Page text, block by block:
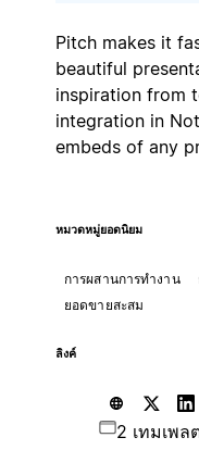
Pitch makes it
beautiful
inspiration from
integration in
embeds of any
หมวดหมู่ยอดนิยม
การผสานการทำงาน
ยอดขายสะสม
ลิงค์
2 เทมเพล